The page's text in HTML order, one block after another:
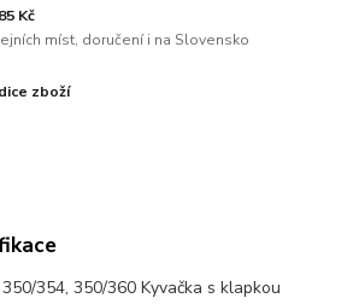
Kč
míst, doručení i na Slovensko
zboží
354, 350/360 Kyvačka s klapkou